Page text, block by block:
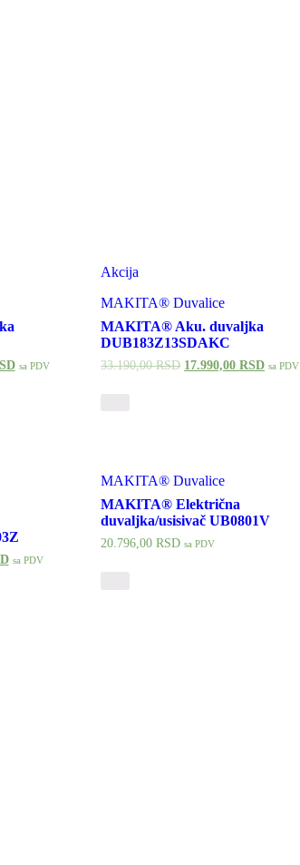
sa PDV
Akcija
MAKITA® Duvalice
MAKITA® Aku. duvaljka
DUB183Z13SDAKC
33.190,00RSD 17.990,00RSD sa PDV
sa PDV
MAKITA® Duvalice
MAKITA® Električna
duvaljka/usisivač UB0801V
20.796,00RSD sa PDV